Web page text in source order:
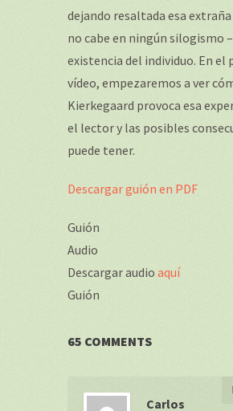
dejando resaltada esa extraña
no cabe en ningún silogismo
existencia del individuo. En el
vídeo, empezaremos a ver
Kierkegaard provoca esa
el lector y las posibles
puede tener.
Descargar guión en PDF
Guión
Audio
Descargar audio aquí
Guión
65 COMMENTS
Carlos